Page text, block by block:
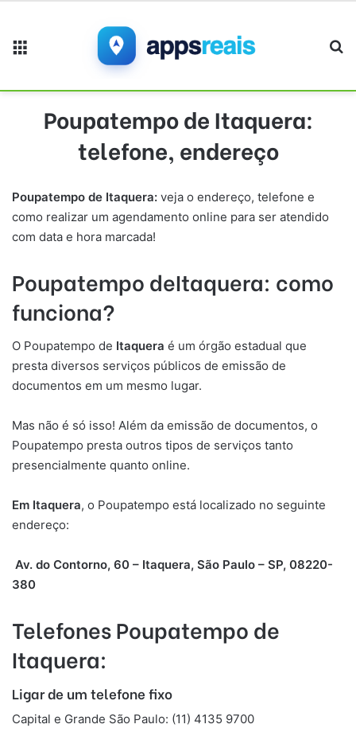
Poupatempo de Itaquera:
telefone, endereço
Poupatempo de Itaquera: veja o endereço, telefone e
como realizar um agendamento online para ser atendido
com data e hora marcada!
Poupatempo deItaquera: como
funciona?
O Poupatempo de Itaquera é um órgão estadual que
presta diversos serviços públicos de emissão de
documentos em um mesmo lugar.
Mas não é só isso! Além da emissão de documentos, o
Poupatempo presta outros tipos de serviços tanto
presencialmente quanto online.
Em Itaquera, o Poupatempo está localizado no seguinte
endereço:
Av. do Contorno, 60 – Itaquera, São Paulo – SP, 08220-
380
Telefones Poupatempo de
Itaquera:
Ligar de um telefone fixo
Capital e Grande São Paulo: (11) 4135 9700